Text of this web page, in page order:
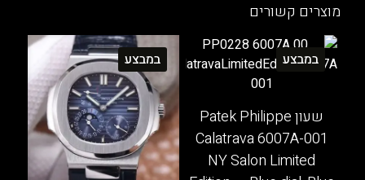
מוצרים קשורים
במבצע
שעון Patek Philippe
Calatrava 6007A-001
NY Salon Limited
במבצע